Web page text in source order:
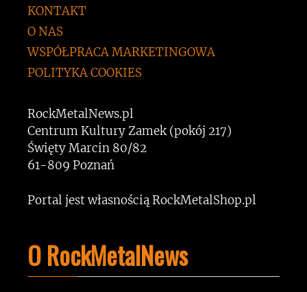
KONTAKT
O NAS
WSPÓŁPRACA MARKETINGOWA
POLITYKA COOKIES
RockMetalNews.pl
Centrum Kultury Zamek (pokój 217)
Święty Marcin 80/82
61-809 Poznań
Portal jest własnością RockMetalShop.pl
O RockMetalNews